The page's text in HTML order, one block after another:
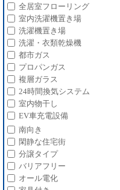
全居室フローリング
室内洗濯機置き場
洗濯機置き場
洗濯・衣類乾燥機
都市ガス
プロパンガス
複層ガラス
24時間換気システム
室内物干し
EV車充電設備
南向き
閑静な住宅街
分譲タイプ
バリアフリー
オール電化